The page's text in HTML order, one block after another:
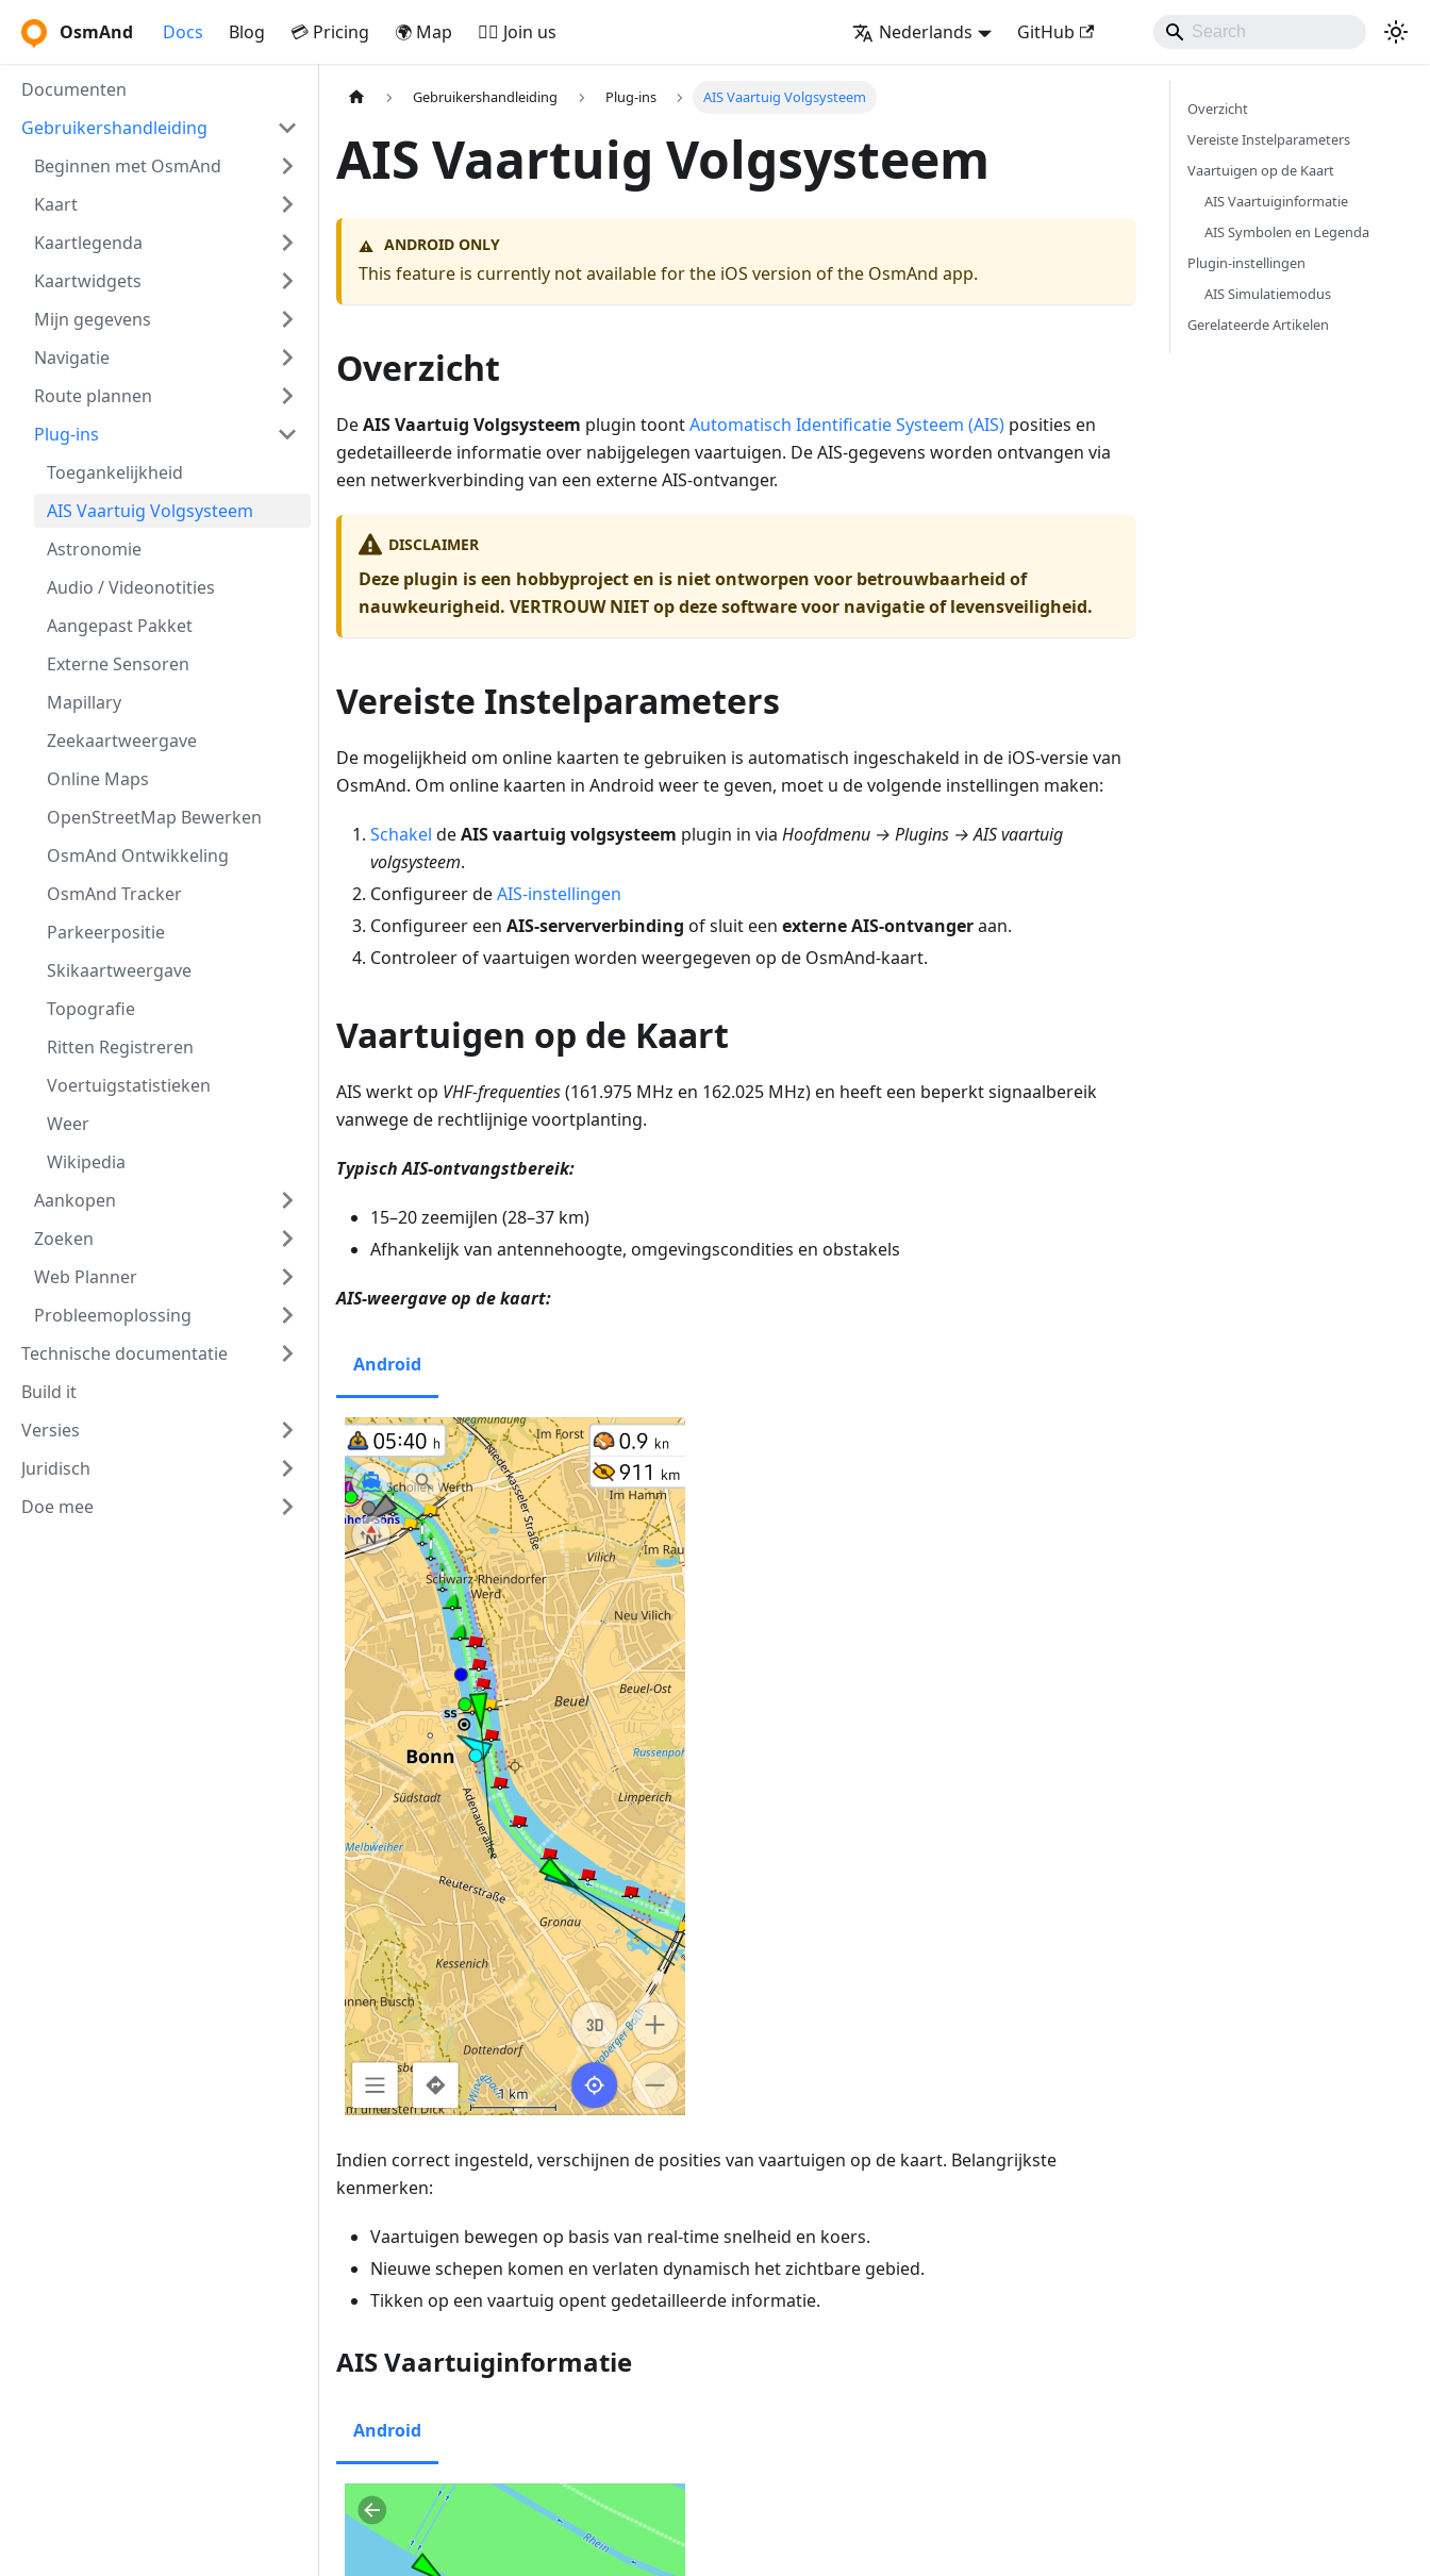
OsmAnd Docs Blog 💳 Pricing 🌍 Map 🚵‍♂️ Join us Nederlands GitHub
Documenten
Gebruikershandleiding
Beginnen met OsmAnd
Kaart
Kaartlegenda
Kaartwidgets
Mijn gegevens
Navigatie
Route plannen
Plug-ins
Toegankelijkheid
AIS Vaartuig Volgsysteem
Astronomie
Audio / Videonotities
Aangepast Pakket
Externe Sensoren
Mapillary
Zeekaartweergave
Online Maps
OpenStreetMap Bewerken
OsmAnd Ontwikkeling
OsmAnd Tracker
Parkeerpositie
Skikaartweergave
Topografie
Ritten Registreren
Voertuigstatistieken
Weer
Wikipedia
Aankopen
Zoeken
Web Planner
Probleemoplossing
Technische documentatie
Build it
Versies
Juridisch
Doe mee
Gebruikershandleiding Plug-ins AIS Vaartuig Volgsysteem
AIS Vaartuig Volgsysteem
⚠️ ANDROID ONLY
This feature is currently not available for the iOS version of the OsmAnd app.
Overzicht
DeAIS Vaartuig Volgsysteem plugin toontAutomatisch Identificatie Systeem (AIS) posities en
gedetailleerde informatie over nabijgelegen vaartuigen. De AIS-gegevens worden ontvangen via
een netwerkverbinding van een externe AIS-ontvanger.
DISCLAIMER
Deze plugin is een hobbyproject en is niet ontworpen voor betrouwbaarheid of
nauwkeurigheid. VERTROUW NIET op deze software voor navigatie of levensveiligheid.
Vereiste Instelparameters
De mogelijkheid om online kaarten te gebruiken is automatisch ingeschakeld in de iOS-versie van
OsmAnd. Om online kaarten in Android weer te geven, moet u de volgende instellingen maken:
Schakel deAIS vaartuig volgsysteem plugin in via Hoofdmenu → Plugins → AIS vaartuig
volgsysteem.
Configureer deAIS-instellingen
Configureer een AIS-serververbinding of sluit een externe AIS-ontvangeraan.
Controleer of vaartuigen worden weergegeven op de OsmAnd-kaart.
Vaartuigen op de Kaart
AIS werkt op VHF-frequenties(161.975 MHz en 162.025 MHz) en heeft een beperkt signaalbereik
vanwege de rechtlijnige voortplanting.
Typisch AIS-ontvangstbereik:
15–20 zeemijlen (28–37 km)
Afhankelijk van antennehoogte, omgevingscondities en obstakels
AIS-weergave op de kaart:
Android
Indien correct ingesteld, verschijnen de posities van vaartuigen op de kaart. Belangrijkste
kenmerken:
Vaartuigen bewegen op basis van real-time snelheid en koers.
Nieuwe schepen komen en verlaten dynamisch het zichtbare gebied.
Tikken op een vaartuig opent gedetailleerde informatie.
AIS Vaartuiginformatie
Android
Overzicht
Vereiste Instelparameters
Vaartuigen op de Kaart
AIS Vaartuiginformatie
AIS Symbolen en Legenda
Plugin-instellingen
AIS Simulatiemodus
Gerelateerde Artikelen